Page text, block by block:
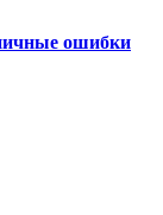
ошибки